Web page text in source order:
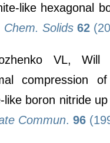
like hexagonal
Chem. Solids 62
VL,
compression of
like boron nitride
Commun. 96